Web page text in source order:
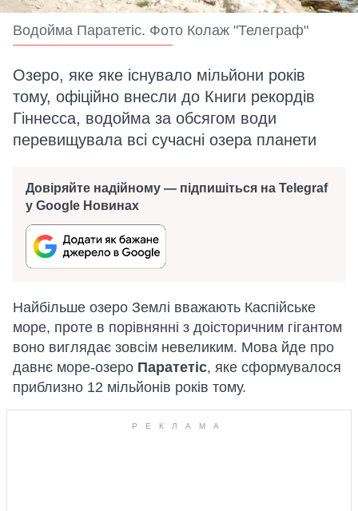
Водойма Паратетіс. Фото Колаж "Телеграф"
Озеро, яке яке існувало мільйони років
тому, офіційно внесли до Книги рекордів
Гіннесса, водойма за обсягом води
перевищувала всі сучасні озера планети
Довіряйте надійному — підпишіться на Telegraf
у Google Новинах
Найбільше озеро Землі вважають Каспійське
море, проте в порівнянні з доісторичним гігантом
воно виглядає зовсім невеликим. Мова йде про
давнє море-озеро Паратетіс, яке сформувалося
приблизно 12 мільйонів років тому.